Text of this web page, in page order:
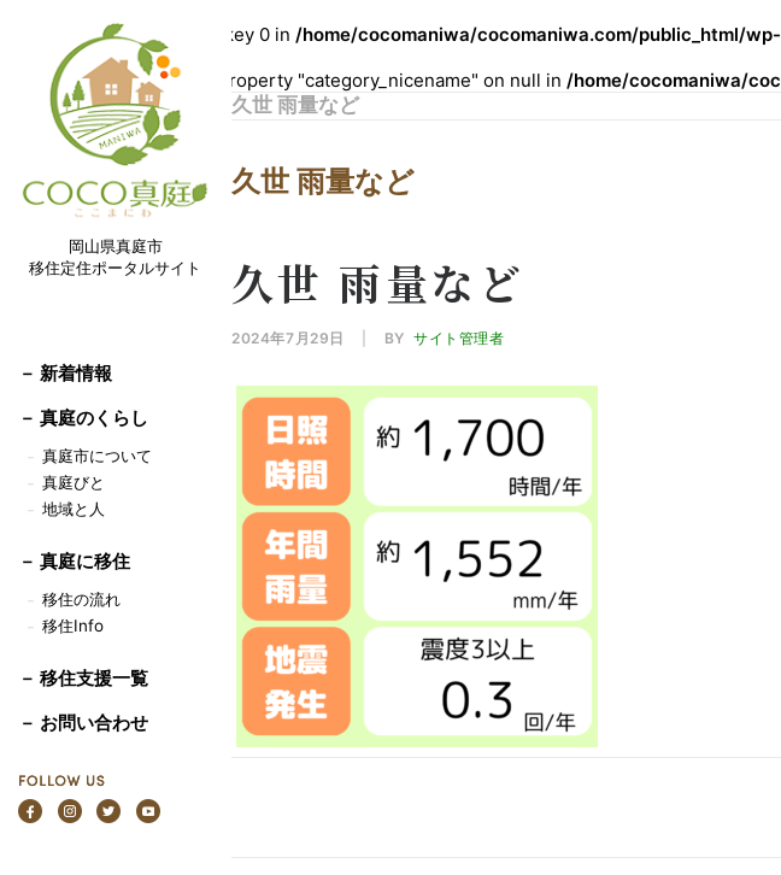
: Undefined array key 0 in /home/cocomaniwa/cocomaniwa.com/public_html/
Warning : Attempt to read property "category_nicename" on null in /home/cocomaniwa/
岡山県真庭市
移住定住ポータルサイト
－ 新着情報
－ 真庭のくらし
－ 真庭市について
－ 真庭びと
－ 地域と人
－ 真庭に移住
－ 移住の流れ
－ 移住Info
－ 移住支援一覧
－ お問い合わせ
久世 雨量など
久世 雨量など
久世 雨量など
2024年7月29日 BY サイト管理者